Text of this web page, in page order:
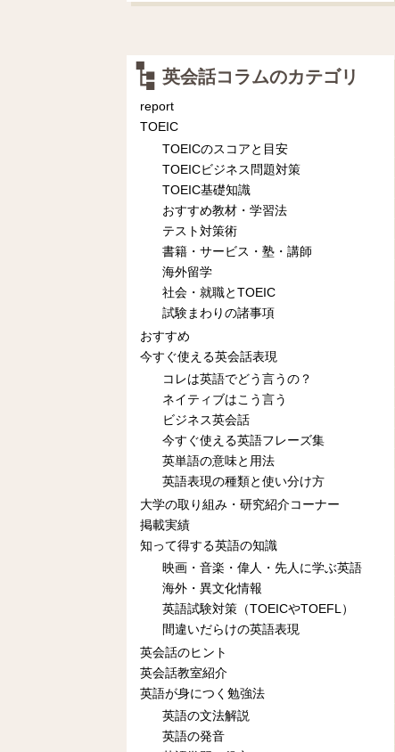
英会話コラムのカテゴリ
report
TOEIC
TOEICのスコアと目安
TOEICビジネス問題対策
TOEIC基礎知識
おすすめ教材・学習法
テスト対策術
書籍・サービス・塾・講師
海外留学
社会・就職とTOEIC
試験まわりの諸事項
おすすめ
今すぐ使える英会話表現
コレは英語でどう言うの？
ネイティブはこう言う
ビジネス英会話
今すぐ使える英語フレーズ集
英単語の意味と用法
英語表現の種類と使い分け方
大学の取り組み・研究紹介コーナー
掲載実績
知って得する英語の知識
映画・音楽・偉人・先人に学ぶ英語
海外・異文化情報
英語試験対策（TOEICやTOEFL）
間違いだらけの英語表現
英会話のヒント
英会話教室紹介
英語が身につく勉強法
英語の文法解説
英語の発音